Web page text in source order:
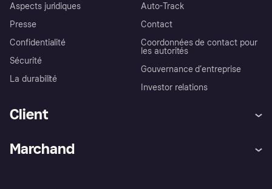
Aspects juridiques
Presse
Confidentialité
Sécurité
La durabilité
Auto-Track
Contact
Coordonnées de contact pour
les autorités
Gouvernance d’entreprise
Investor relations
Client
Marchand